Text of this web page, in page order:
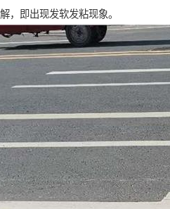
，即出现发软发粘现象。